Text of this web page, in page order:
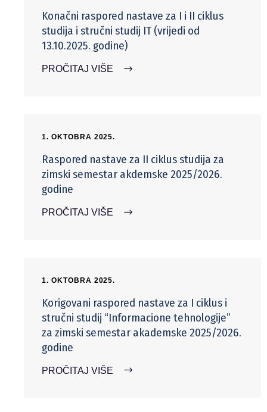
Konačni raspored nastave za I i II ciklus
studija i stručni studij IT (vrijedi od
13.10.2025. godine)
PROČITAJ VIŠE
1. OKTOBRA 2025.
Raspored nastave za II ciklus studija za
zimski semestar akdemske 2025/2026.
godine
PROČITAJ VIŠE
1. OKTOBRA 2025.
Korigovani raspored nastave za I ciklus i
stručni studij “Informacione tehnologije”
za zimski semestar akademske 2025/2026.
godine
PROČITAJ VIŠE